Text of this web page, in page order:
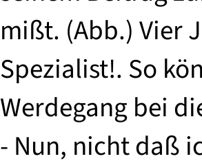
mißt. (Abb.) Vier
Spezialist!. So
Werdegang bei
- Nun, nicht daß